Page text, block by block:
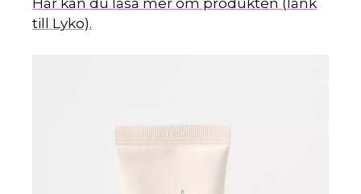
Här kan du läsa mer om produkten (länk
till Lyko).